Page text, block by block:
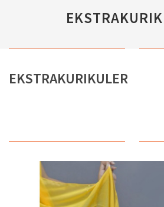
EKSTRAKURIKULER